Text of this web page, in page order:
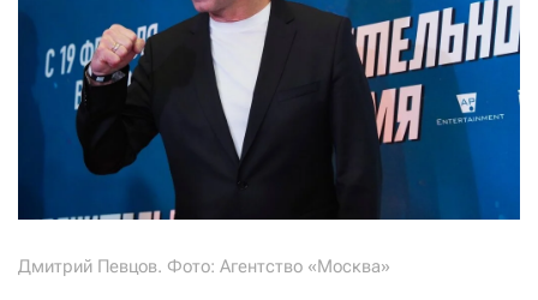
Дмитрий Певцов. Фото: Агентство «Москва»